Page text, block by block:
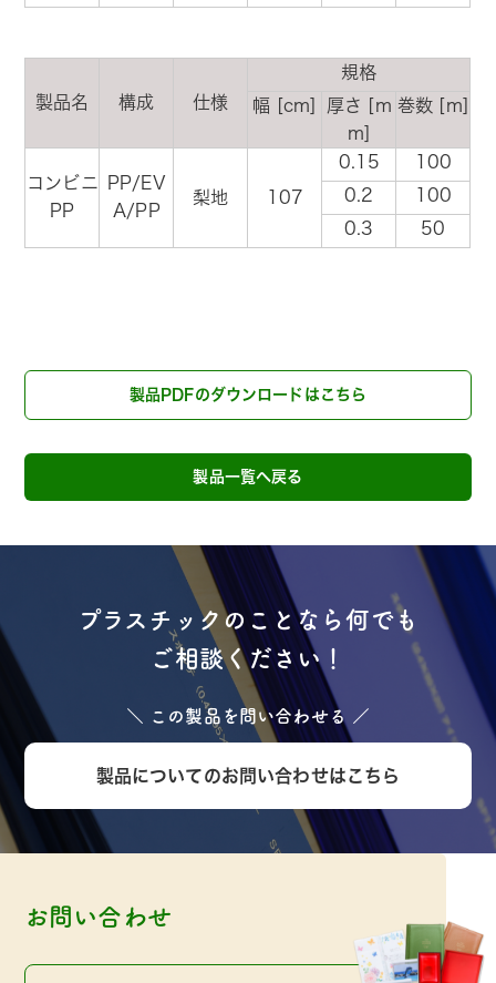
製品名 構成 仕様
規格
幅 [cm]
厚さ [m
m]
巻数 [m]
コンビニ
PP
PP/EV
A/PP
梨地 107
0.15
100
0.2
100
0.3
50
製品PDFのダウンロードはこちら
製品一覧へ戻る
プラスチックのことなら何でも
ご相談ください！
＼ この製品を問い合わせる ／
製品についてのお問い合わせはこちら
お問い合わせ